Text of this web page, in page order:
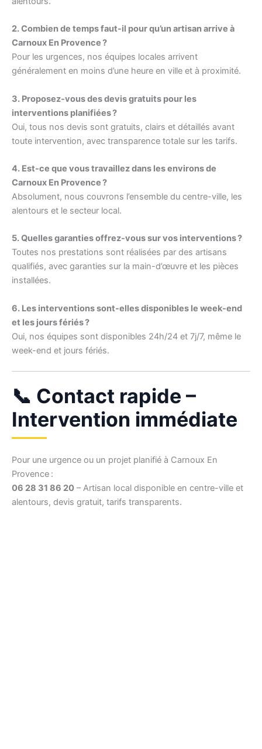
2. Combien de temps faut-il pour qu’un artisan arrive à
Carnoux En Provence ?
Pour les urgences, nos équipes locales arrivent
généralement en moins d’une heure en ville et à proximité.
3. Proposez-vous des devis gratuits pour les
interventions planifiées ?
Oui, tous nos devis sont gratuits, clairs et détaillés avant
toute intervention, avec transparence totale sur les tarifs.
4. Est-ce que vous travaillez dans les environs de
Carnoux En Provence ?
Absolument, nous couvrons l’ensemble du centre-ville, les
alentours et le secteur local.
5. Quelles garanties offrez-vous sur vos interventions ?
Toutes nos prestations sont réalisées par des artisans
qualifiés, avec garanties sur la main-d’œuvre et les pièces
installées.
6. Les interventions sont-elles disponibles le week-end
et les jours fériés ?
Oui, nos équipes sont disponibles 24h/24 et 7j/7, même le
week-end et jours fériés.
📞 Contact rapide –
Intervention immédiate
Pour une urgence ou un projet planifié à Carnoux En
Provence :
06 28 31 86 20 – Artisan local disponible en centre-ville et
alentours, devis gratuit, tarifs transparents.